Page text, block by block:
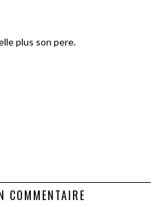
plus son pere.
COMMENTAIRE